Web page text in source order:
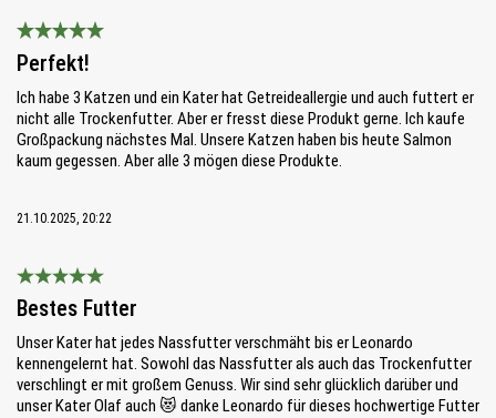
Perfekt!
Ich habe 3 Katzen und ein Kater hat Getreideallergie und auch futtert er
nicht alle Trockenfutter. Aber er fresst diese Produkt gerne. Ich kaufe
Großpackung nächstes Mal. Unsere Katzen haben bis heute Salmon
kaum gegessen. Aber alle 3 mögen diese Produkte.
21.10.2025, 20:22
Bewertung mit 5 von 5 Sternen
Bestes Futter
Unser Kater hat jedes Nassfutter verschmäht bis er Leonardo
kennengelernt hat. Sowohl das Nassfutter als auch das Trockenfutter
verschlingt er mit großem Genuss. Wir sind sehr glücklich darüber und
unser Kater Olaf auch 😻 danke Leonardo für dieses hochwertige Futter